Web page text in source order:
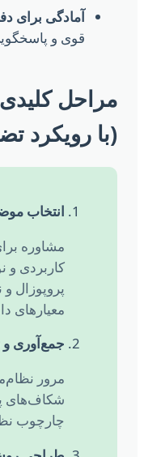
آمادگی برای دفاع:
قوی و پاسخگویی
کلیدی
رویکرد
انتخاب موضوع
مشاوره برای
کاربردی و
پروپوزال و
معیارهای
جمع‌آوری و
مرور نظام‌مند
شکاف‌های
چارچوب نظری